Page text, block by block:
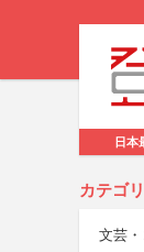
日本
カテゴ
文芸